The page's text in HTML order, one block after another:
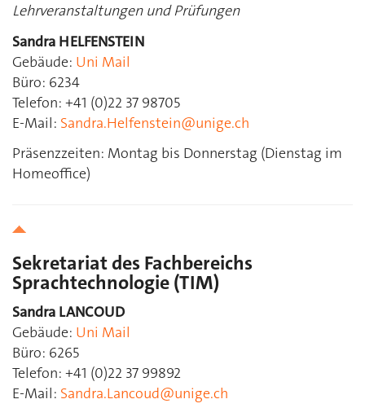
Lehrveranstaltungen und Prüfungen
Sandra HELFENSTEIN
Gebäude: Uni Mail
Büro: 6234
Telefon: +41 (0)22 37 98705
E-Mail: Sandra.Helfenstein@unige.ch
Präsenzzeiten: Montag bis Donnerstag (Dienstag im
Homeoffice)
Sekretariat des Fachbereichs
Sprachtechnologie (TIM)
Sandra LANCOUD
Gebäude: Uni Mail
Büro: 6265
Telefon: +41 (0)22 37 99892
E-Mail: Sandra.Lancoud@unige.ch